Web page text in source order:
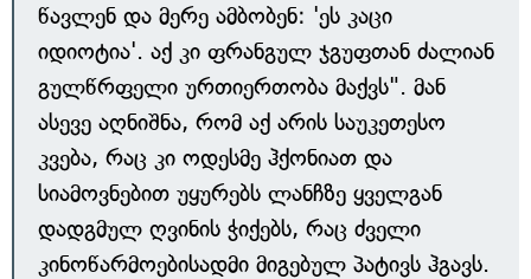
წავლენ და მერე ამბობენ: 'ეს კაცი
იდიოტია'. აქ კი ფრანგულ ჯგუფთან ძალიან
გულწრფელი ურთიერთობა მაქვს". მან
ასევე აღნიშნა, რომ აქ არის საუკეთესო
კვება, რაც კი ოდესმე ჰქონიათ და
სიამოვნებით უყურებს ლანჩზე ყველგან
დადგმულ ღვინის ჭიქებს, რაც ძველი
კინოწარმოებისადმი მიგებულ პატივს ჰგავს.